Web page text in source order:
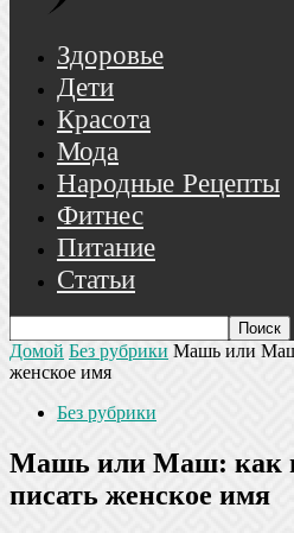
Здоровье
Дети
Красота
Мода
Народные Рецепты
Фитнес
Питание
Статьи
Домой Без рубрики Машь или
женское имя
Без рубрики
Машь или Маш: как
писать женское имя